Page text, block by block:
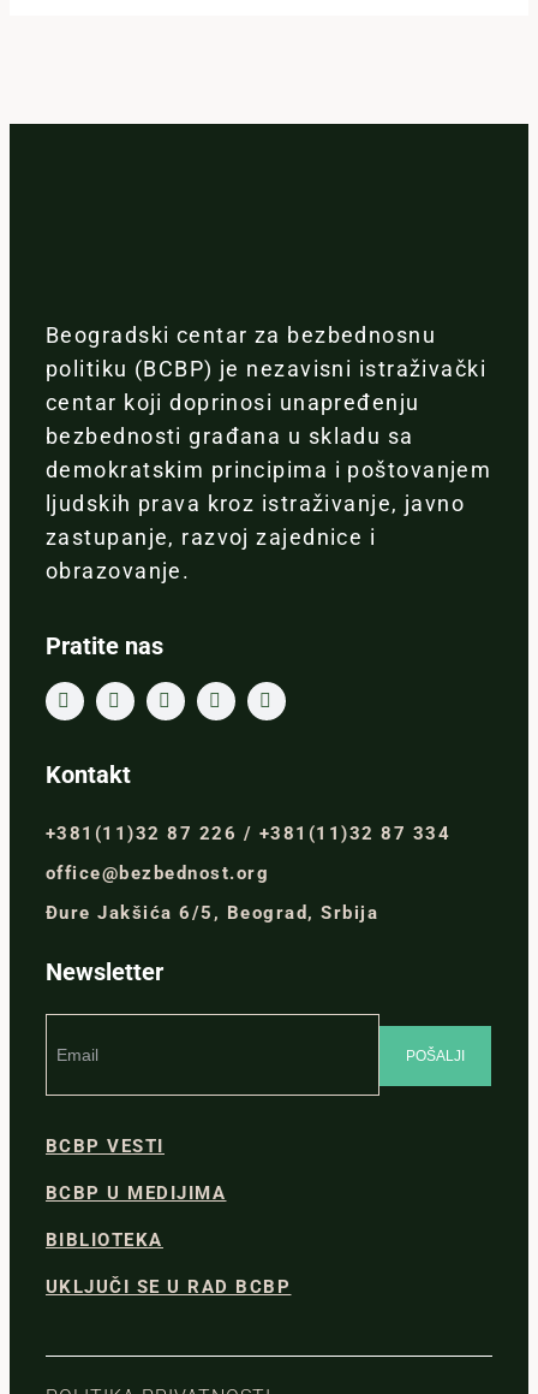
Beogradski centar za bezbednosnu
politiku (BCBP) je nezavisni istraživački
centar koji doprinosi unapređenju
bezbednosti građana u skladu sa
demokratskim principima i poštovanjem
ljudskih prava kroz istraživanje, javno
zastupanje, razvoj zajednice i
obrazovanje.
Pratite nas
Kontakt
+381(11)32 87 226 / +381(11)32 87 334
office@bezbednost.org
Đure Jakšića 6/5, Beograd, Srbija
Newsletter
BCBP VESTI
BCBP U MEDIJIMA
BIBLIOTEKA
UKLJUČI SE U RAD BCBP